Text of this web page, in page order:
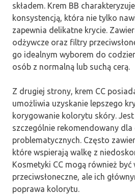
składem. Krem BB
konsystencją, która nie tylko
zapewnia delikatne krycie.
odżywcze oraz filtry
go idealnym wyborem do
osób z normalną lub suchą cerą.
Z drugiej strony, krem CC
umożliwia uzyskanie lepszego
korygowanie kolorytu skóry.
szczególnie rekomendowany dla
problematycznych. Często
które wspierają walkę z
Kosmetyki CC mogą również
przeciwsłoneczne, ale ich
poprawa kolorytu.